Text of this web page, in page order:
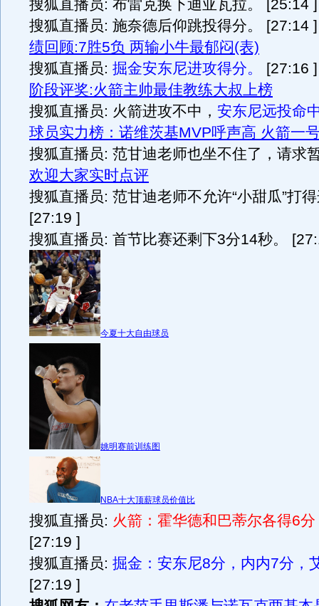
搜狐直播员: 布雷克换下迪亚瓦拉。 [25:14 ]
搜狐直播员: 施奈德后仰跳投得分。 [27:14
绩回顾:7胜5负 两输小牛最郁闷(表)
搜狐直播员: 掘金安东尼进攻得分。
[27:16
阶段评奖:火箭主帅最佳教练大叔上榜
搜狐直播员: 火箭进攻不中， 安东尼远投命
球员实力榜：诺维茨基MVP呼声高 火箭一
搜狐直播员: 范甘迪老师也坐不住了，请求
欢迎大家实时点评
搜狐直播员: 范甘迪老师不允许“小甜瓜”打
[27:19 ]
搜狐直播员: 首节比赛还剩下3分14秒。
今夏十大自由球员
姚明赛前训练图
NBA十大顶薪球员价值比
搜狐直播员: 火箭：霍华德和巴蒂尔各得6
[27:19 ]
搜狐直播员: 掘金：安东尼8分，内内7分，
[27:19 ]